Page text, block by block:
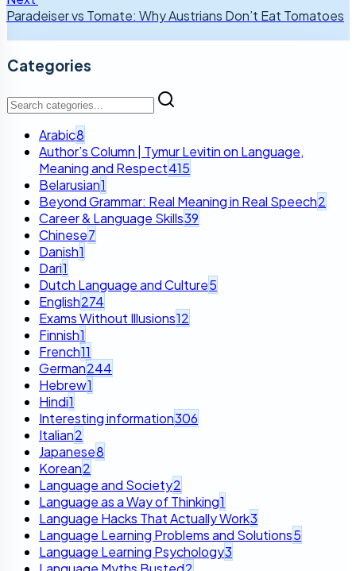
Paradeiser vs Tomate: Why Austrians Don’t Eat Tomatoes
Categories
Arabic8
Author’s Column | Tymur Levitin on Language,
Meaning and Respect415
Belarusian1
Beyond Grammar: Real Meaning in Real Speech2
Career & Language Skills39
Chinese7
Danish1
Dari1
Dutch Language and Culture5
English274
Exams Without Illusions12
Finnish1
French11
German244
Hebrew1
Hindi1
Interesting information306
Italian2
Japanese8
Korean2
Language and Society2
Language as a Way of Thinking1
Language Hacks That Actually Work3
Language Learning Problems and Solutions5
Language Learning Psychology3